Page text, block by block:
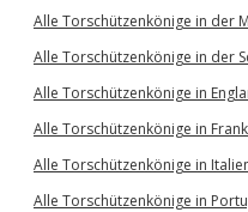
Alle Torschützenkönige in der
Alle Torschützenkönige in der
Alle Torschützenkönige in
Alle Torschützenkönige in
Alle Torschützenkönige in
Alle Torschützenkönige in